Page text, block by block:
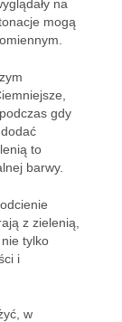
na
mogą
gdy
to
barwy.
z zielenią,
tylko
i
w